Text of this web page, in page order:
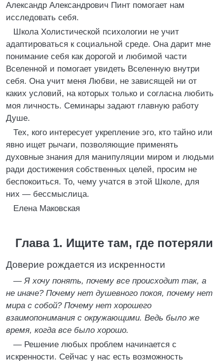
Александр Александрович Пинт помогает нам
исследовать себя.
Школа Холистической психологии не учит
адаптироваться к социальной среде. Она дарит мне
понимание себя как дорогой и любимой части
Вселенной и помогает увидеть Вселенную внутри
себя. Она учит меня Любви, не зависящей ни от
каких условий, на которых только и согласна любить
моя личность. Семинары задают главную работу
Душе.
Тех, кого интересует укрепление эго, кто тайно или
явно ищет рычаги, позволяющие применять
духовные знания для манипуляции миром и людьми
ради достижения собственных целей, просим не
беспокоиться. То, чему учатся в этой Школе, для
них — бессмыслица.
Елена Маковская
Глава 1. Ищите там, где потеряли
Доверие рождается из искренности
—Я хочу понять, почему все происходит так, а
не иначе? Почему нет душевного покоя, почему нет
мира с собой? Почему нет хорошего
взаимопонимания с окружающими. Ведь было же
время, когда все было хорошо.
— Решение любых проблем начинается с
искренности. Сейчас у нас есть возможность